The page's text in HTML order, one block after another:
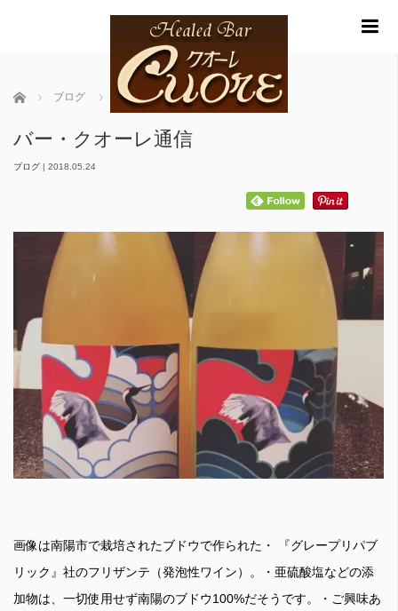
ホーム ブログ バー・クオーレ通信
バー・クオーレ通信
ブログ | 2018.05.24
画像は南陽市で栽培されたブドウで作られた・ 『グレープリパブ
リック』社のフリザンテ（発泡性ワイン）。・亜硫酸塩などの添
加物は、一切使用せず南陽のブドウ100%だそうです。・ご興味あ